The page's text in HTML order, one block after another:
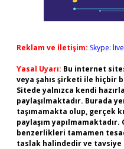
Reklam ve İletişim: Skype:
Yasal Uyarı: Bu internet
veya şahıs şirketi ile hiçbir
Sitede yalnızca kendi
paylaşılmaktadır. Burada
taşımamakta olup, gerçek
paylaşım
benzerlikleri tamamen
taslak halindedir ve tavsiye